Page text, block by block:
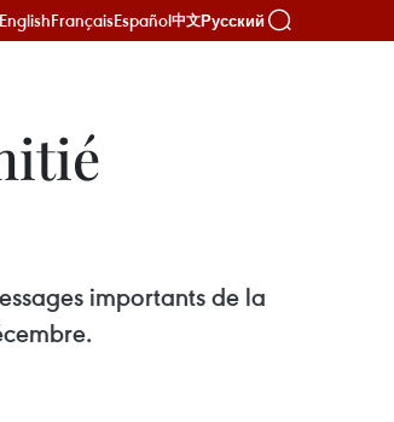
EnglishFrançaisEspañol中文Русский
importants de la